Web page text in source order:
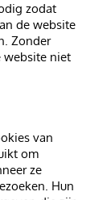
zodat
de website
Zonder
website niet
van
om
ze
Hun